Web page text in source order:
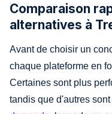
Comparaison
alternatives à
Avant de choisir un
chaque plateforme en
Certaines sont plus
tandis que d'autres